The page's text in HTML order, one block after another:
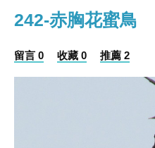
242-赤胸花蜜鳥
留言 0 收藏 0 推薦 2